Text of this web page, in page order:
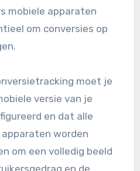
het belangrijk om
te stellen, zoals
of het invullen
functioneren en of de
zijn.
van mobiele